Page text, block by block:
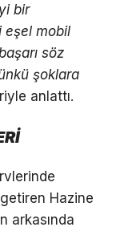
bir
eşel mobil
söz
şoklara
anlattı.
Hazine
arkasında